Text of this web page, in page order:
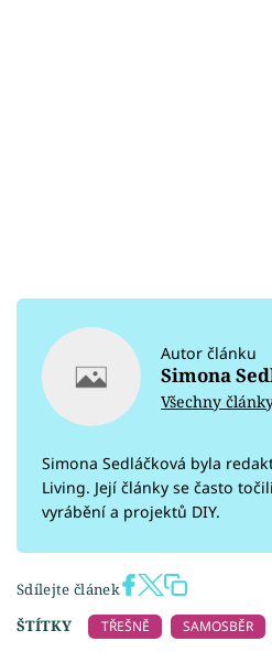
Autor článku
Simona
Všechny
Simona Sedláčková byla
Living. Její články se často
vyrábění a projektů DIY.
Sdílejte článek
ŠTÍTKY
TŘEŠNĚ SAMOSBĚR